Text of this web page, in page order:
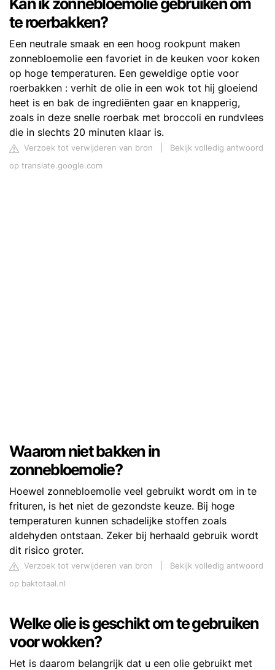
Kan ik zonnebloemolie gebruiken om
te roerbakken?
Een neutrale smaak en een hoog rookpunt maken
zonnebloemolie een favoriet in de keuken voor koken
op hoge temperaturen. Een geweldige optie voor
roerbakken : verhit de olie in een wok tot hij gloeiend
heet is en bak de ingrediënten gaar en knapperig,
zoals in deze snelle roerbak met broccoli en rundvlees
die in slechts 20 minuten klaar is.
Verzoek tot verwijderen van bron
Bekijk volledig antwoord
op translate.google.com
Waarom niet bakken in
zonnebloemolie?
Hoewel zonnebloemolie veel gebruikt wordt om in te
frituren, is het niet de gezondste keuze. Bij hoge
temperaturen kunnen schadelijke stoffen zoals
aldehyden ontstaan. Zeker bij herhaald gebruik wordt
dit risico groter.
Verzoek tot verwijderen van bron
Bekijk volledig antwoord
op baktotaal.nl
Welke olie is geschikt om te gebruiken
voor wokken?
Het is daarom belangrijk dat u een olie gebruikt met